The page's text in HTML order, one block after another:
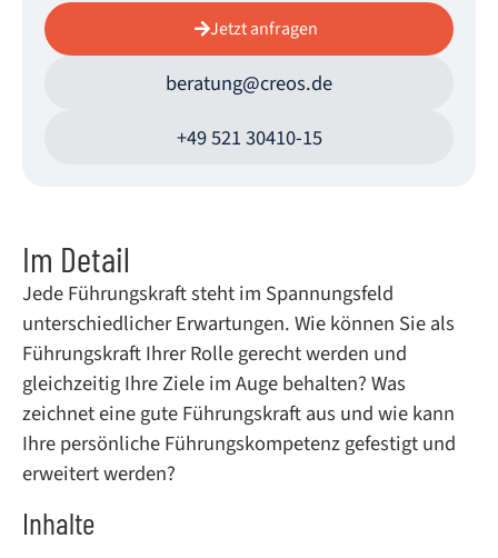
Jetzt anfragen
beratung@creos.de
+49 521 30410-15
Im Detail
Jede Führungskraft steht im Spannungsfeld
unterschiedlicher Erwartungen. Wie können Sie als
Führungskraft Ihrer Rolle gerecht werden und
gleichzeitig Ihre Ziele im Auge behalten? Was
zeichnet eine gute Führungskraft aus und wie kann
Ihre persönliche Führungskompetenz gefestigt und
erweitert werden?
Inhalte